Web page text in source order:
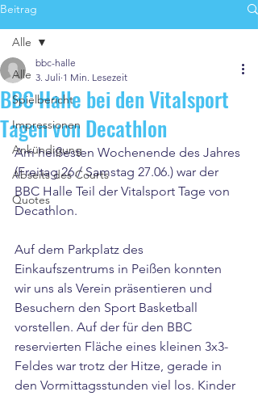
Beitrag
Alle
Spielbericht
Impressionen
Ankündigung
Abseits des Courts
Quotes
Alle
BBC Halle bei den Vitalsport
Tagen von Decathlon
bbc-halle
3. Juli 1 Min. Lesezeit
Am heißesten Wochenende des Jahres
(Freitag 26./ Samstag 27.06.) war der
BBC Halle Teil der Vitalsport Tage von
Decathlon.
Auf dem Parkplatz des
Einkaufszentrums in Peißen konnten
wir uns als Verein präsentieren und
Besuchern den Sport Basketball
vorstellen. Auf der für den BBC
reservierten Fläche eines kleinen 3x3-
Feldes war trotz der Hitze, gerade in
den Vormittagsstunden viel los. Kinder